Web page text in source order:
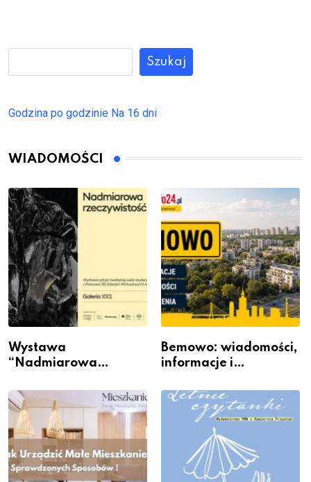
Szukaj
Godzina po godzinie Na 16 dni
WIADOMOŚCI
Wystawa
“Nadmiarowa
Galerii XX1
Bemowo: wiadomości,
informacje i